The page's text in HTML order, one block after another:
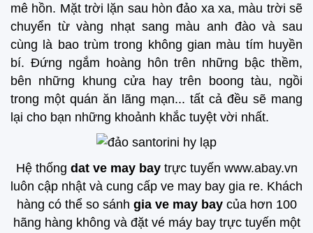
mê hồn. Mặt trời lặn sau hòn đảo xa xa, màu trời sẽ
chuyển từ vàng nhạt sang màu anh đào và sau
cùng là bao trùm trong không gian màu tím huyền
bí. Đứng ngắm hoàng hôn trên những bậc thềm,
bên những khung cửa hay trên boong tàu, ngồi
trong một quán ăn lãng mạn... tất cả đều sẽ mang
lại cho bạn những khoảnh khắc tuyệt vời nhất.
Hệ thống dat ve may baytrực tuyến www.abay.vn
luôn cập nhật và cung cấp ve may bay gia re. Khách
hàng có thể so sánh gia ve may baycủa hơn 100
hãng hàng không và đặt vé máy bay trực tuyến một